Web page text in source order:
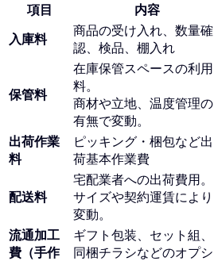
項目 内容
入庫料
商品の受け入れ、数量確
認、検品、棚入れ
保管料
在庫保管スペースの利用
料。
商材や立地、温度管理の
有無で変動。
出荷作業
料
ピッキング・梱包など出
荷基本作業費
配送料
宅配業者への出荷費用。
サイズや契約運賃により
変動。
流通加工
費（手作
ギフト包装、セット組、
同梱チラシなどのオプシ